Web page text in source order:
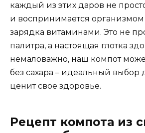
каждый из этих даров не
и воспринимается
зарядка витаминами. Это не
палитра, а настоящая глотка
немаловажно, наш компот
без сахара – идеальный выбор
ценит свое здоровье.
Рецепт компота из